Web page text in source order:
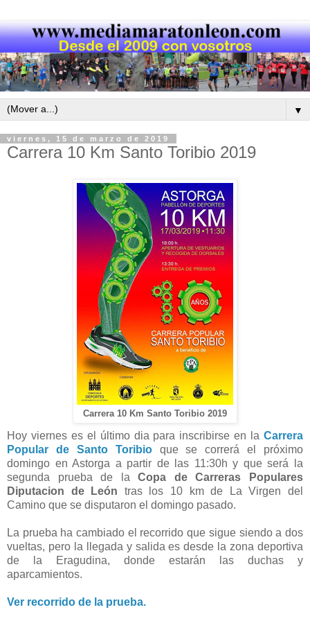
▼
viernes, 15 de marzo de 2019
Carrera 10 Km Santo Toribio 2019
Carrera 10 Km Santo Toribio 2019
Hoy viernes es el último dia para inscribirse en la Carrera
Popular de Santo Toribio que se correrá el próximo
domingo en Astorga a partir de las 11:30h y que será la
segunda prueba de laCopa de Carreras Populares
Diputacion de León tras los 10 km de La Virgen del
Camino que se disputaron el domingo pasado.
La prueba ha cambiado el recorrido que sigue siendo a dos
vueltas, pero la llegada y salida es desde la zona deportiva
de la Eragudina, donde estarán las duchas y
aparcamientos.
Ver recorrido de la prueba.